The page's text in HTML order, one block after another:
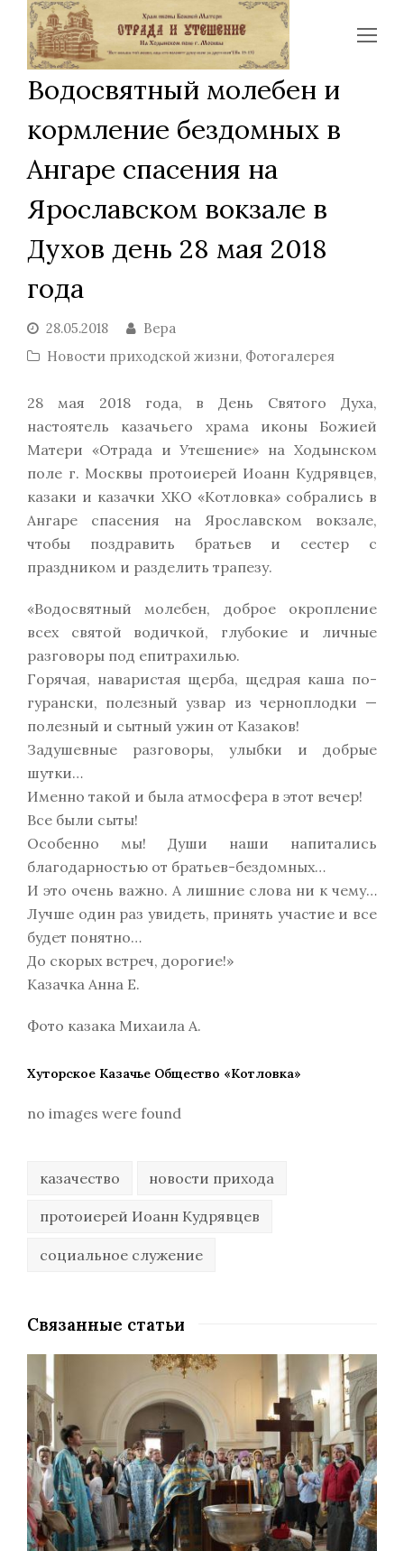
Водосвятный молебен и
кормление бездомных в
Ангаре спасения на
Ярославском вокзале в
Духов день 28 мая 2018
года
28.05.2018
Вера
Новости приходской жизни, Фотогалерея
28 мая 2018 года, в День Святого Духа,
настоятель казачьего храма иконы Божией
Матери «Отрада и Утешение» на Ходынском
поле г. Москвы протоиерей Иоанн Кудрявцев,
казаки и казачки ХКО «Котловка» собрались в
Ангаре спасения на Ярославском вокзале,
чтобы поздравить братьев и сестер с
праздником и разделить трапезу.
«Водосвятный молебен, доброе окропление
всех святой водичкой, глубокие и личные
разговоры под епитрахилью.
Горячая, наваристая щерба, щедрая каша по-
гурански, полезный узвар из черноплодки —
полезный и сытный ужин от Казаков!
Задушевные разговоры, улыбки и добрые
шутки…
Именно такой и была атмосфера в этот вечер!
Все были сыты!
Особенно мы! Души наши напитались
благодарностью от братьев-бездомных…
И это очень важно. А лишние слова ни к чему…
Лучше один раз увидеть, принять участие и все
будет понятно…
До скорых встреч, дорогие!»
Казачка Анна Е.
Фото казака Михаила А.
Хуторское Казачье Общество «Котловка»
no images were found
казачество новости прихода
протоиерей Иоанн Кудрявцев
социальное служение
Связанные статьи